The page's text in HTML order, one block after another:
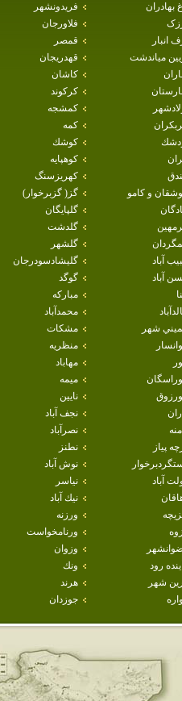
بهادران
فريدونشهر
فلاورجان
انبار
قمصر
مياندشت
قهدريجان
كاشان
كركوند
كمشجه
كمه
كوشك
كوهپايه
كهريزسنگ
و كامو
گز( گزبرخوار)
گلپايگان
گلدشت
گلشهر
آباد
گليشادسودرجان
آباد
گوگد
مباركه
محمدآباد
شهر
مشكات
منظريه
مهاباد
ميمه
نايين
نجف آباد
نصرآباد
پياز
نطنز
نوش آباد
آباد
نياسر
نيك آباد
ورزنه
ورنامخواست
وزوان
رود
ونك
شهر
هرند
جوزدان